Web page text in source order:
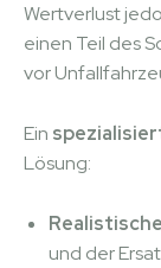
Wertverlust
einen Teil des
vor
Ein
Lösung:
und der